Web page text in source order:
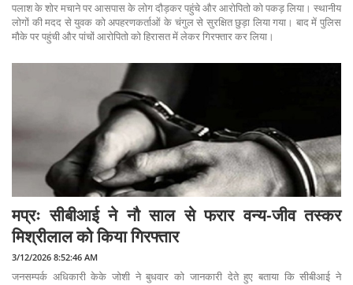
पलाश के शोर मचाने पर आसपास के लोग दौड़कर पहुंचे और आरोपितो को पकड़ लिया। स्थानीय
लोगों की मदद से युवक को अपहरणकर्ताओं के चंगुल से सुरक्षित छुड़ा लिया गया। बाद में पुलिस
मौके पर पहुंची और पांचों आरोपितो को हिरासत में लेकर गिरफ्तार कर लिया।
मप्रः सीबीआई ने नौ साल से फरार वन्य-जीव तस्कर
मिश्रीलाल को किया गिरफ्तार
3/12/2026 8:52:46 AM
जनसम्पर्क अधिकारी केके जोशी ने बुधवार को जानकारी देते हुए बताया कि सीबीआई ने